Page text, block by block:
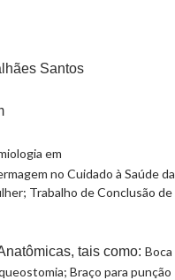
Santos
em
no Cuidado à Saúde da
Trabalho de Conclusão de
tais como: Boca
Braço para punção